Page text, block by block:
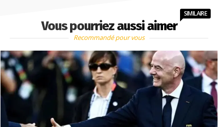
Vous pourriez aussi aimer
SIMILAIRE
Recommandé pour vous